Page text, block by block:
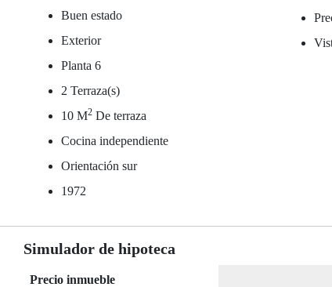
Buen estado
Exterior
Planta 6
2 Terraza(s)
10 M2 De terraza
Cocina independiente
Orientación sur
1972
Simulador de hipoteca
Precio inmueble